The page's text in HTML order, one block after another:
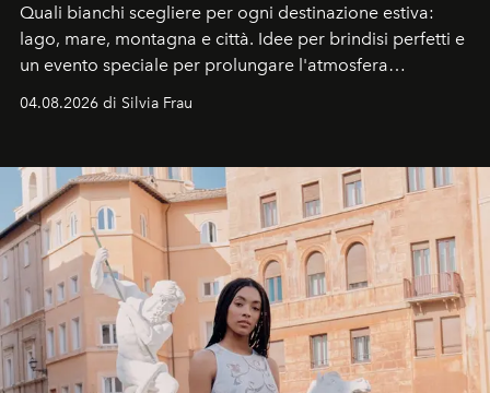
Quali bianchi scegliere per ogni destinazione estiva:
lago, mare, montagna e città. Idee per brindisi perfetti e
un evento speciale per prolungare l'atmosfera
04.08.2026 di Silvia Frau